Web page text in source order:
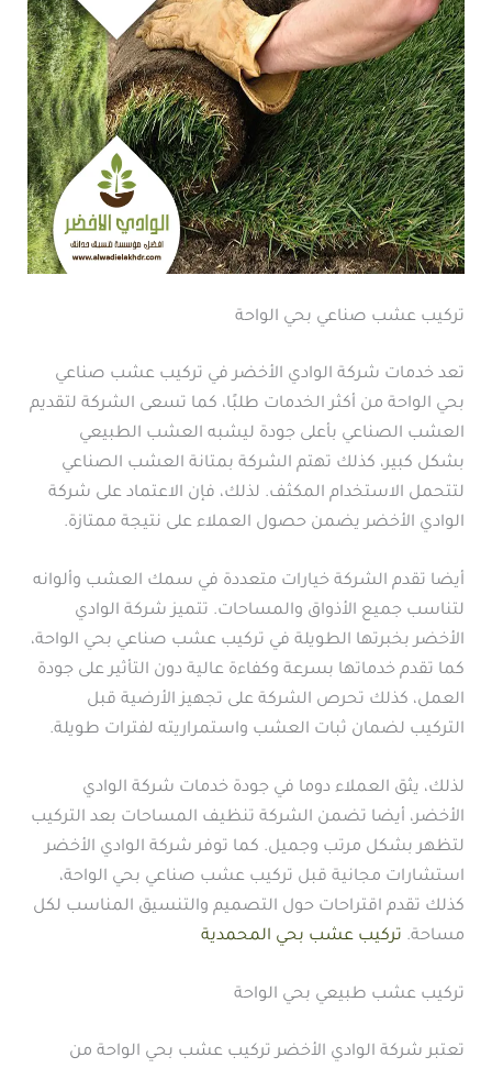
تركيب عشب صناعي بحي الواحة
تعد خدمات شركة الوادي الأخضر في تركيب عشب صناعي
بحي الواحة من أكثر الخدمات طلبًا، كما تسعى الشركة لتقديم
العشب الصناعي بأعلى جودة ليشبه العشب الطبيعي
بشكل كبير، كذلك تهتم الشركة بمتانة العشب الصناعي
لتتحمل الاستخدام المكثف. لذلك، فإن الاعتماد على شركة
الوادي الأخضر يضمن حصول العملاء على نتيجة ممتازة.
أيضا تقدم الشركة خيارات متعددة في سمك العشب وألوانه
لتناسب جميع الأذواق والمساحات. تتميز شركة الوادي
الأخضر بخبرتها الطويلة في تركيب عشب صناعي بحي الواحة،
كما تقدم خدماتها بسرعة وكفاءة عالية دون التأثير على جودة
العمل، كذلك تحرص الشركة على تجهيز الأرضية قبل
التركيب لضمان ثبات العشب واستمراريته لفترات طويلة.
لذلك، يثق العملاء دوما في جودة خدمات شركة الوادي
الأخضر، أيضا تضمن الشركة تنظيف المساحات بعد التركيب
لتظهر بشكل مرتب وجميل. كما توفر شركة الوادي الأخضر
استشارات مجانية قبل تركيب عشب صناعي بحي الواحة،
كذلك تقدم اقتراحات حول التصميم والتنسيق المناسب لكل
مساحة. تركيب عشب بحي المحمدية
تركيب عشب طبيعي بحي الواحة
تعتبر شركة الوادي الأخضر تركيب عشب بحي الواحة من